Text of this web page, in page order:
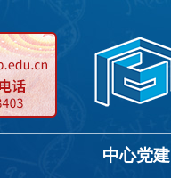
中心党建